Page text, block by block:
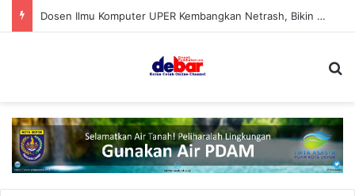
Dosen Ilmu Komputer UPER Kembangkan Netrash, Bikin Pengelolaan Sampah Makin Efisien